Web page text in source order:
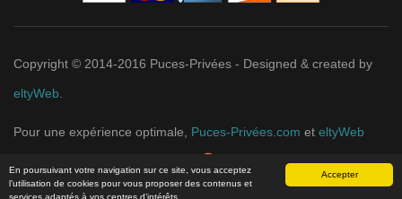
Accepter
En poursuivant votre navigation sur ce site, vous acceptez
l’utilisation de cookies pour vous proposer des contenus et
services adaptés à vos centres d’intérêts.
Copyright © 2014-2016 Puces-Privées - Designed & created by
eltyWeb
Pour une expérience optimale, Puces-Privées.com et eltyWeb